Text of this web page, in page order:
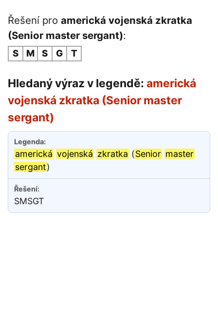
Řešení pro americká vojenská zkratka
(Senior master sergant):
S M S G T
Hledaný výraz v legendě: americká
vojenská zkratka (Senior master
sergant)
americká vojenská zkratka (Senior master
sergant)
SMSGT